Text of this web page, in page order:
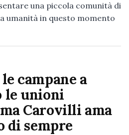
una piccola comunità di
umanità in questo momento
campane a
le unioni
Carovilli ama
di sempre